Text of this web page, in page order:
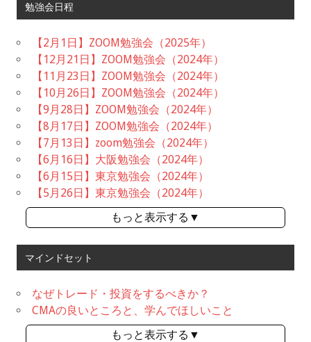
勉強会日程
【2月1日】ZOOM勉強会（2025年）
【12月21日】ZOOM勉強会（2024年）
【11月23日】ZOOM勉強会（2024年）
【10月26日】ZOOM勉強会（2024年）
【9月28日】ZOOM勉強会（2024年）
【8月17日】ZOOM勉強会（2024年）
【7月13日】zoom勉強会（2024年）
【6月16日】大阪勉強会（2024年）
【6月15日】東京勉強会（2024年）
【5月26日】東京勉強会（2024年）
もっと表示する▼
マインドセット
なぜトレード・投資をするべきか？
CMAの良いところと、学んでほしいこと
もっと表示する▼